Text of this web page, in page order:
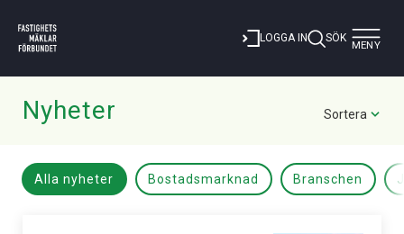
LOGGA IN SÖK Toggle
MENY
Nyheter
Alla nyheter Bostadsmarknad Branschen
Sortera